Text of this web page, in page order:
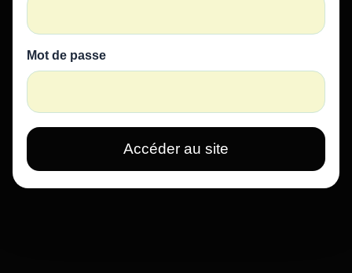
Mot de passe
Accéder au site